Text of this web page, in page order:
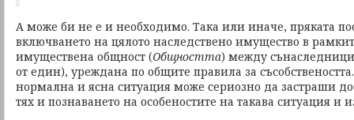
А може би не е и необходимо. Така или иначе, пряката
включването на цялото наследствено имущество в
имуществена общност (Общността) между
от един), уреждана по общите правила за
нормална и ясна ситуация може сериозно да застраши
тях и познаването на особеностите на такава ситуация и